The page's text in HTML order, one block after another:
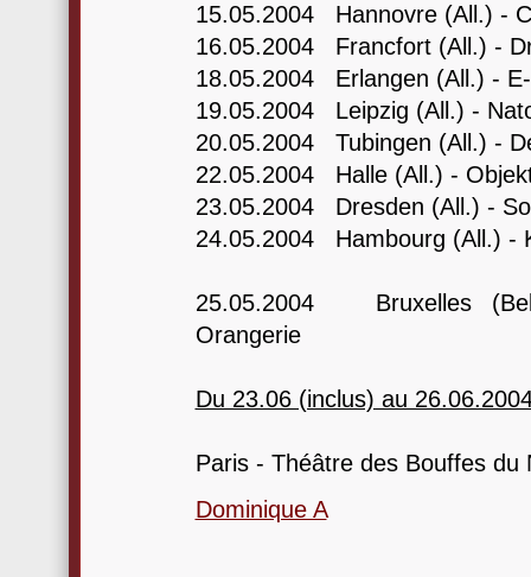
15.05.2004 Hannovre (All.) -
16.05.2004 Francfort (All.) -
18.05.2004 Erlangen (All.) -
19.05.2004 Leipzig (All.) -
20.05.2004 Tubingen (All.) -
22.05.2004 Halle (All.) -
23.05.2004 Dresden (All.) -
24.05.2004 Hambourg (All.) -
25.05.2004 Bruxelles
Orangerie
Du 23.06 (inclus) au
Paris - Théâtre des Bouffes du
Dominique A